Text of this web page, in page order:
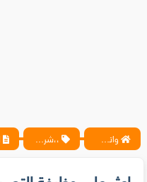
واتس آب ، فيسبوك ، أنترنت ، شروحات تقنية حصرية - المحترف ،،شروحات